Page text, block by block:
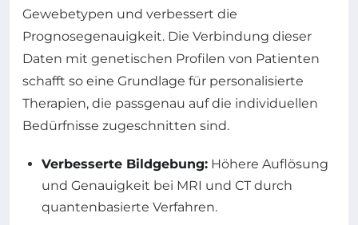
Gewebetypen und verbessert die
Prognosegenauigkeit. Die Verbindung dieser
Daten mit genetischen Profilen von Patienten
schafft so eine Grundlage für personalisierte
Therapien, die passgenau auf die individuellen
Bedürfnisse zugeschnitten sind.
Verbesserte Bildgebung: Höhere Auflösung
und Genauigkeit bei MRI und CT durch
quantenbasierte Verfahren.